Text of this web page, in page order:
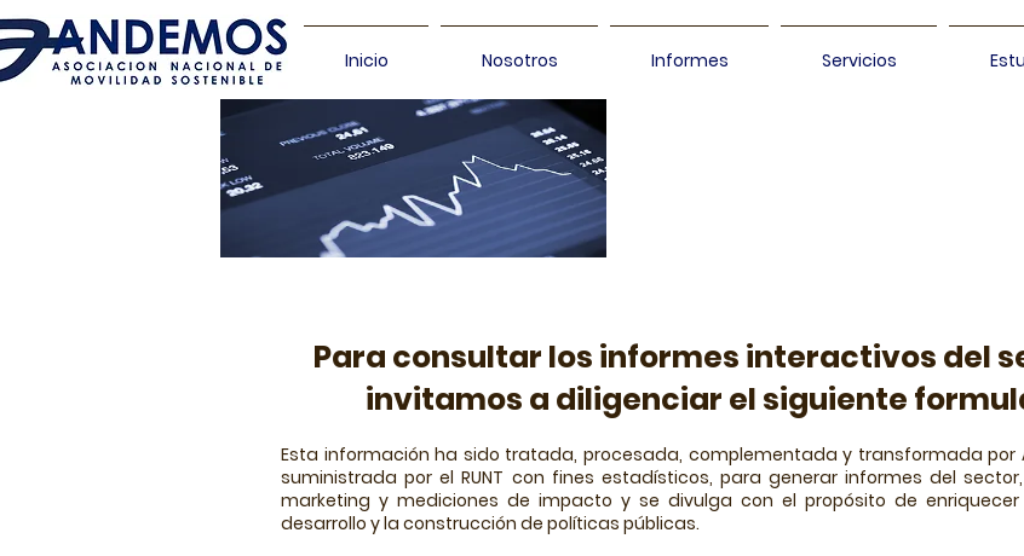
Inicio Nosotros Informes Servicios
Para consultar los informes interactivos del
invitamos a diligenciar el siguiente
Esta información ha sido tratada, procesada, complementada y transformada por
suministrada por el RUNT con fines estadísticos, para generar informes del
marketing y mediciones de impacto y se divulga con el propósito de
desarrollo y la construcción de políticas públicas.